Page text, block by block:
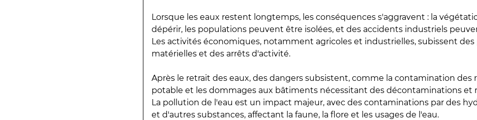
Lorsque les eaux restent longtemps, les conséquences s'aggravent : la
dépérir, les populations peuvent être isolées, et des accidents industriels
Les activités économiques, notamment agricoles et industrielles, subissent des
matérielles et des arrêts d'activité.
Après le retrait des eaux, des dangers subsistent, comme la contamination des
potable et les dommages aux bâtiments nécessitant des décontaminations et
La pollution de l'eau est un impact majeur, avec des contaminations par des
et d'autres substances, affectant la faune, la flore et les usages de l'eau.